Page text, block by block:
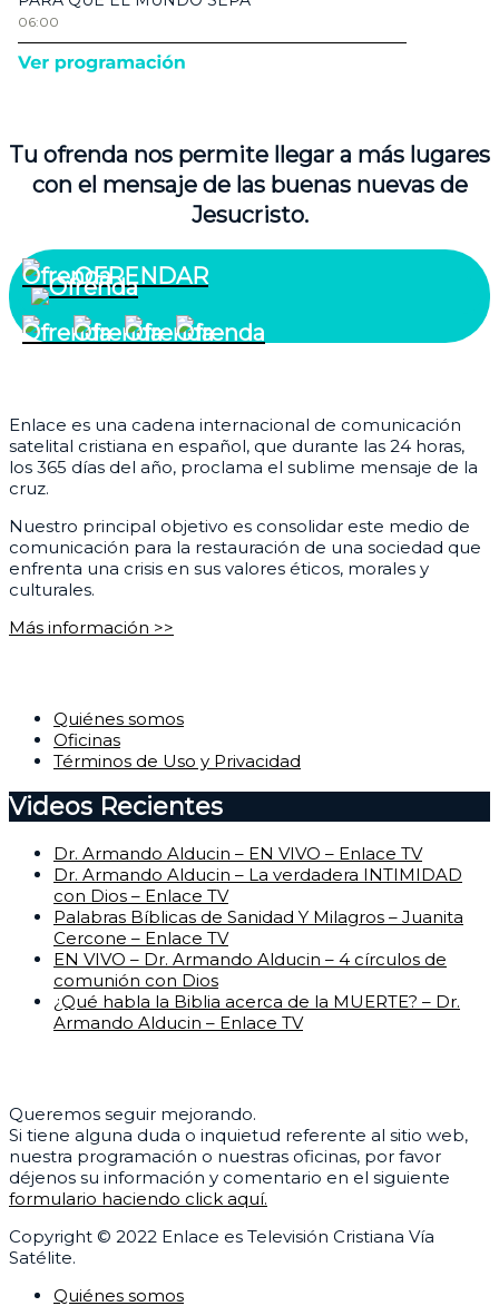
Tu ofrenda nos permite llegar a más lugares
con el mensaje de las buenas nuevas de
Jesucristo.
OFRENDAR
Enlace es una cadena internacional de comunicación
satelital cristiana en español, que durante las 24 horas,
los 365 días del año, proclama el sublime mensaje de la
cruz.
Nuestro principal objetivo es consolidar este medio de
comunicación para la restauración de una sociedad que
enfrenta una crisis en sus valores éticos, morales y
culturales.
Más información >>
Quiénes somos
Oficinas
Términos de Uso y Privacidad
Videos Recientes
Dr. Armando Alducin – EN VIVO – Enlace TV
Dr. Armando Alducin – La verdadera INTIMIDAD
con Dios – Enlace TV
Palabras Bíblicas de Sanidad Y Milagros – Juanita
Cercone – Enlace TV
EN VIVO – Dr. Armando Alducin – 4 círculos de
comunión con Dios
¿Qué habla la Biblia acerca de la MUERTE? – Dr.
Armando Alducin – Enlace TV
Queremos seguir mejorando.
Si tiene alguna duda o inquietud referente al sitio web,
nuestra programación o nuestras oficinas, por favor
déjenos su información y comentario en el siguiente
formulario haciendo click aquí.
Copyright © 2022 Enlace es Televisión Cristiana Vía
Satélite.
Quiénes somos